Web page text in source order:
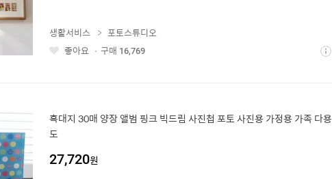
좋 상
생활서비스
포토스튜디오
좋아요
구매 16,769
흑대지 30매 양장 앨범 핑크 빅드림 사진첩 포토 사진용 가정용 가족 다용
도
27,720원